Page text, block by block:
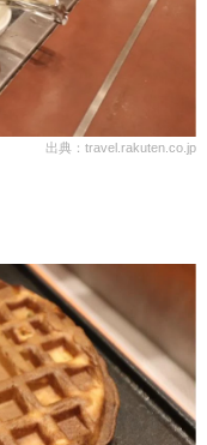
出典：travel.rakuten.co.jp